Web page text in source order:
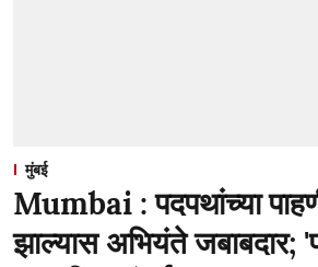
मुंबई
Mumbai : पदपथांच्या
झाल्यास अभियंते जबाबदार;